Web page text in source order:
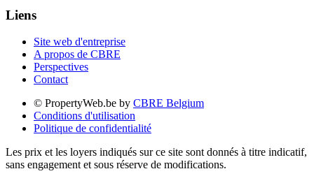
Liens
Site web d'entreprise
A propos de CBRE
Perspectives
Contact
© PropertyWeb.be by CBRE Belgium
Conditions d'utilisation
Politique de confidentialité
Les prix et les loyers indiqués sur ce site sont donnés à titre indicatif,
sans engagement et sous réserve de modifications.